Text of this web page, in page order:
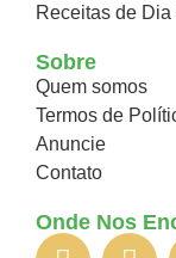
Receitas de
Sobre
Quem somos
Termos de
Anuncie
Contato
Onde Nos